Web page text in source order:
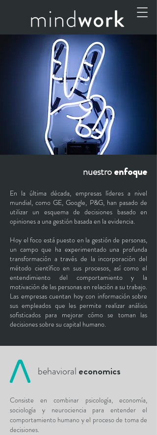
nuestroenfoque
En la última década, empresas líderes a nivel
mundial, como GE, Google, P&G, han pasado de
utilizar un esquema de decisiones basado en
opiniones a una gestión basada en la evidencia.
Hoy el foco está puesto en la gestión de personas,
un campo que ha experimentado una profunda
transformación a través de la incorporación del
método científico en sus procesos, así como el
entendimiento del comportamiento y la
motivación de las personas en relación a su trabajo.
Las empresas cuentan hoy con información sobre
sus empleados que les permite realizar análisis
sofisticados para mejorar cómo se toman las
decisiones sobre su capital humano.
behavioral economics
Consiste en combinar psicología, economía,
sociología y neurociencia para entender el
comportamiento humano y el proceso de toma de
decisiones.